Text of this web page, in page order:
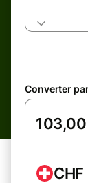
Converter
CHF